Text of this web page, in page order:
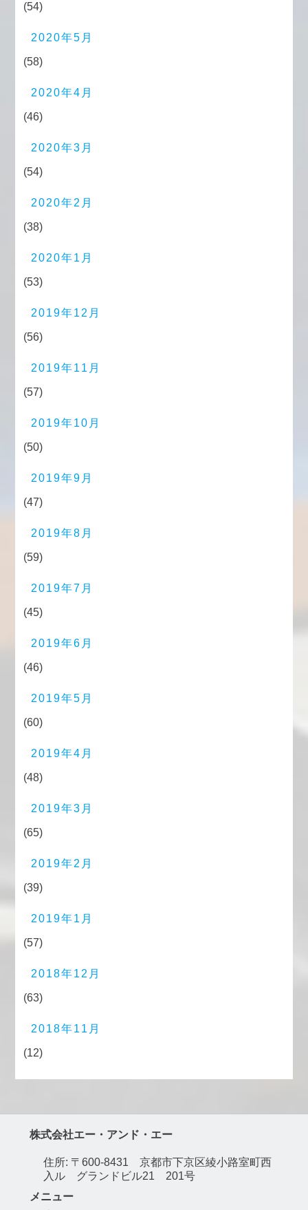
(54)
2020年5月
(58)
2020年4月
(46)
2020年3月
(54)
2020年2月
(38)
2020年1月
(53)
2019年12月
(56)
2019年11月
(57)
2019年10月
(50)
2019年9月
(47)
2019年8月
(59)
2019年7月
(45)
2019年6月
(46)
2019年5月
(60)
2019年4月
(48)
2019年3月
(65)
2019年2月
(39)
2019年1月
(57)
2018年12月
(63)
2018年11月
(12)
株式会社エー・アンド・エー
住所: 〒600-8431 京都市下京区綾小路室町西
入ル グランドビル21 201号
メニュー